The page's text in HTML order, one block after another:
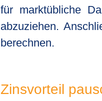
für marktübliche
abzuziehen.
berechnen.
Zinsvorteil